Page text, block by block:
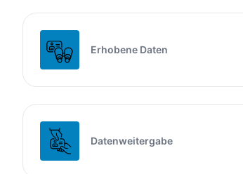
Erhobene Daten
Datenweitergabe